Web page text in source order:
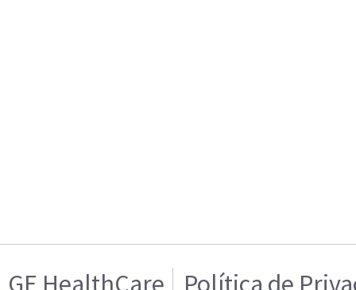
GE HealthCare Política de